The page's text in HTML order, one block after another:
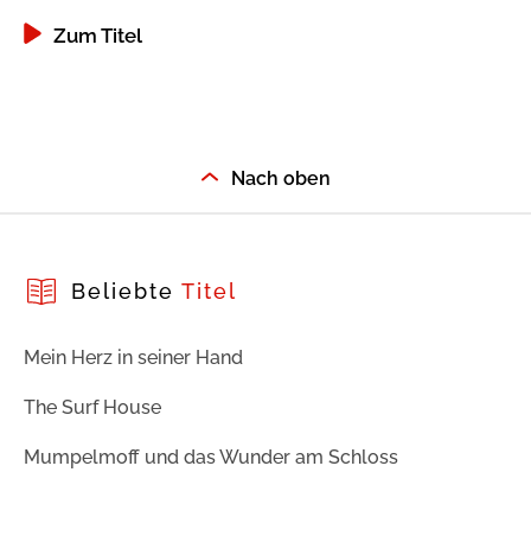
Zum Titel
Nach oben
Beliebte Titel
Mein Herz in seiner Hand
The Surf House
Mumpelmoff und das Wunder am Schloss